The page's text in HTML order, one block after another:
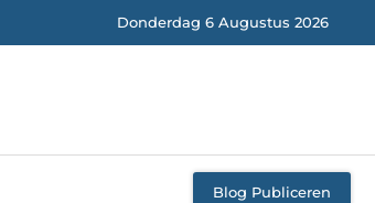
Donderdag 6 Augustus 2026
Blog Publiceren